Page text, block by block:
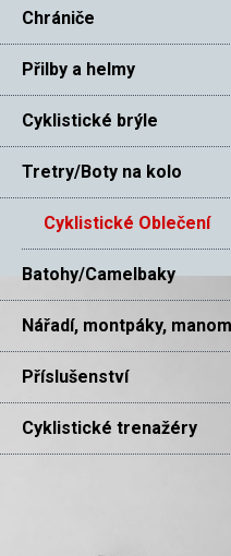
Chrániče
Přilby a helmy
Cyklistické brýle
Tretry/Boty na kolo
Cyklistické Oblečení
Batohy/Camelbaky
Nářadí, montpáky,
Příslušenství
Cyklistické trenažéry